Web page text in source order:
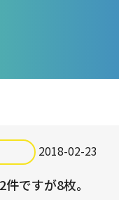
2018-02-23
ですが8枚。